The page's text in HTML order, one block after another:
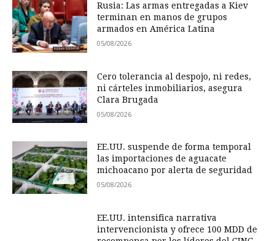
Rusia: Las armas entregadas a Kiev
terminan en manos de grupos
armados en América Latina
05/08/2026
Cero tolerancia al despojo, ni redes,
ni cárteles inmobiliarios, asegura
Clara Brugada
05/08/2026
EE.UU. suspende de forma temporal
las importaciones de aguacate
michoacano por alerta de seguridad
05/08/2026
EE.UU. intensifica narrativa
intervencionista y ofrece 100 MDD de